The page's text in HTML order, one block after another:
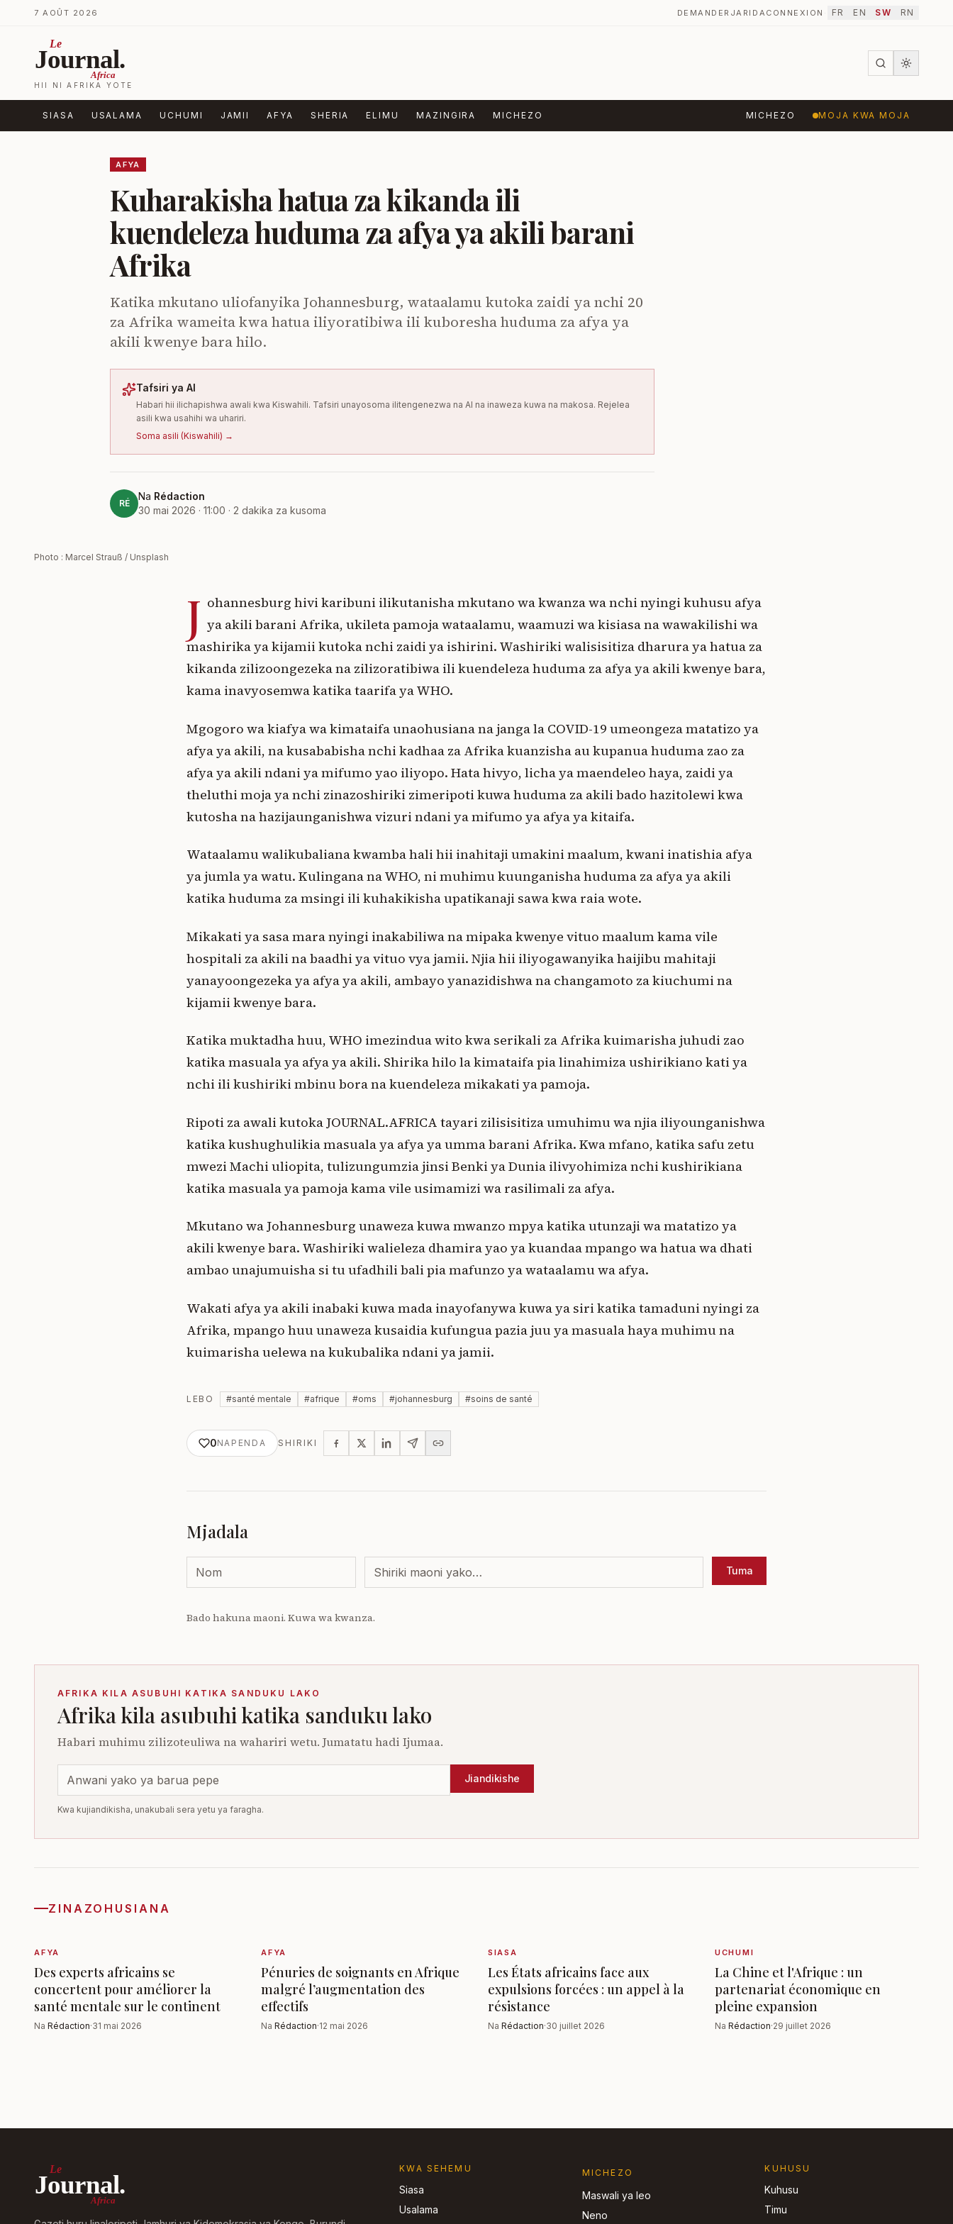
Ruka kwenye yaliyomo
7 AOÛT 2026 DEMANDER JARIDA CONNEXION · FR EN SW RN
Le
Journal.
Africa
HII NI AFRIKA YOTE
SIASA USALAMA UCHUMI JAMII AFYA SHERIA ELIMU MAZINGIRA MICHEZO MICHEZO MOJA KWA MOJA
AFYA
Kuharakisha hatua za kikanda ili
kuendeleza huduma za afya ya akili barani
Afrika
Katika mkutano uliofanyika Johannesburg, wataalamu kutoka zaidi ya nchi 20
za Afrika wameita kwa hatua iliyoratibiwa ili kuboresha huduma za afya ya
akili kwenye bara hilo.
Tafsiri ya AI
Habari hii ilichapishwa awali kwa Kiswahili. Tafsiri unayosoma ilitengenezwa na AI na inaweza kuwa na makosa. Rejelea
asili kwa usahihi wa uhariri.
Soma asili (Kiswahili) →
RÉ
Na Rédaction
30 mai 2026 · 11:00 · 2 dakika za kusoma
Photo : Marcel Strauß / Unsplash
J ohannesburg hivi karibuni ilikutanisha mkutano wa kwanza wa nchi nyingi kuhusu afya
ya akili barani Afrika, ukileta pamoja wataalamu, waamuzi wa kisiasa na wawakilishi wa
mashirika ya kijamii kutoka nchi zaidi ya ishirini. Washiriki walisisitiza dharura ya hatua za
kikanda zilizoongezeka na zilizoratibiwa ili kuendeleza huduma za afya ya akili kwenye bara,
kama inavyosemwa katika taarifa ya WHO.
Mgogoro wa kiafya wa kimataifa unaohusiana na janga la COVID-19 umeongeza matatizo ya
afya ya akili, na kusababisha nchi kadhaa za Afrika kuanzisha au kupanua huduma zao za
afya ya akili ndani ya mifumo yao iliyopo. Hata hivyo, licha ya maendeleo haya, zaidi ya
theluthi moja ya nchi zinazoshiriki zimeripoti kuwa huduma za akili bado hazitolewi kwa
kutosha na hazijaunganishwa vizuri ndani ya mifumo ya afya ya kitaifa.
Wataalamu walikubaliana kwamba hali hii inahitaji umakini maalum, kwani inatishia afya
ya jumla ya watu. Kulingana na WHO, ni muhimu kuunganisha huduma za afya ya akili
katika huduma za msingi ili kuhakikisha upatikanaji sawa kwa raia wote.
Mikakati ya sasa mara nyingi inakabiliwa na mipaka kwenye vituo maalum kama vile
hospitali za akili na baadhi ya vituo vya jamii. Njia hii iliyogawanyika haijibu mahitaji
yanayoongezeka ya afya ya akili, ambayo yanazidishwa na changamoto za kiuchumi na
kijamii kwenye bara.
Katika muktadha huu, WHO imezindua wito kwa serikali za Afrika kuimarisha juhudi zao
katika masuala ya afya ya akili. Shirika hilo la kimataifa pia linahimiza ushirikiano kati ya
nchi ili kushiriki mbinu bora na kuendeleza mikakati ya pamoja.
Ripoti za awali kutoka JOURNAL.AFRICA tayari zilisisitiza umuhimu wa njia iliyounganishwa
katika kushughulikia masuala ya afya ya umma barani Afrika. Kwa mfano, katika safu zetu
mwezi Machi uliopita, tulizungumzia jinsi Benki ya Dunia ilivyohimiza nchi kushirikiana
katika masuala ya pamoja kama vile usimamizi wa rasilimali za afya.
Mkutano wa Johannesburg unaweza kuwa mwanzo mpya katika utunzaji wa matatizo ya
akili kwenye bara. Washiriki walieleza dhamira yao ya kuandaa mpango wa hatua wa dhati
ambao unajumuisha si tu ufadhili bali pia mafunzo ya wataalamu wa afya.
Wakati afya ya akili inabaki kuwa mada inayofanywa kuwa ya siri katika tamaduni nyingi za
Afrika, mpango huu unaweza kusaidia kufungua pazia juu ya masuala haya muhimu na
kuimarisha uelewa na kukubalika ndani ya jamii.
LEBO #santé mentale #afrique #oms #johannesburg #soins de santé
0NAPENDA SHIRIKI
Mjadala
Tuma
Bado hakuna maoni. Kuwa wa kwanza.
AFRIKA KILA ASUBUHI KATIKA SANDUKU LAKO
Afrika kila asubuhi katika sanduku lako
Habari muhimu zilizoteuliwa na wahariri wetu. Jumatatu hadi Ijumaa.
Jiandikishe
Kwa kujiandikisha, unakubali sera yetu ya faragha.
ZINAZOHUSIANA
AFYA
Des experts africains se
concertent pour améliorer la
santé mentale sur le continent
Na Rédaction·31 mai 2026
AFYA
Pénuries de soignants en Afrique
malgré l’augmentation des
effectifs
Na Rédaction·12 mai 2026
SIASA
Les États africains face aux
expulsions forcées : un appel à la
résistance
Na Rédaction·30 juillet 2026
UCHUMI
La Chine et l'Afrique : un
partenariat économique en
pleine expansion
Na Rédaction·29 juillet 2026
Le
Journal.
Africa
KWA SEHEMU
Siasa
Usalama
MICHEZO
Maswali ya leo
Neno
KUHUSU
Kuhusu
Timu